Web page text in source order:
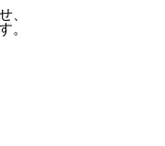
、
。